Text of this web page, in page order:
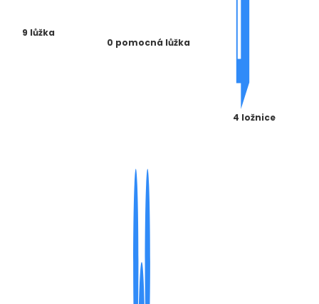
9 lůžka
0 pomocná lůžka
4 ložnice